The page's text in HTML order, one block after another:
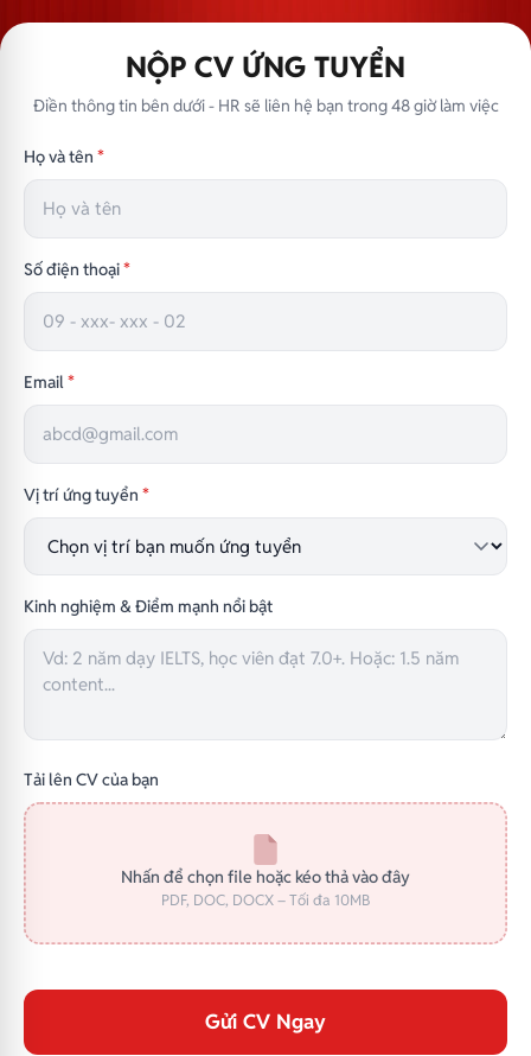
NỘP CV ỨNG TUYỂN
Điền thông tin bên dưới - HR sẽ liên hệ bạn trong 48 giờ làm việc
Họ và tên *
Số điện thoại*
Email*
Vị trí ứng tuyển *
Kinh nghiệm & Điểm mạnh nổi bật
Tải lên CV của bạn
Nhấn để chọn file hoặc kéo thả vào đây
PDF, DOC, DOCX – Tối đa 10MB
Gửi CV Ngay